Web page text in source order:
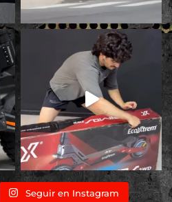
Seguir en Instagram